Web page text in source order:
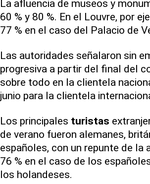
La afluencia de museos y
60 % y 80 %. En el Louvre, por
77 % en el caso del Palacio de
Las autoridades señalaron sin
progresiva a partir del final del
sobre todo en la clientela
junio para la clientela
Los principales turistas
de verano fueron alemanes,
españoles, con un repunte de la
76 % en el caso de los
los holandeses.